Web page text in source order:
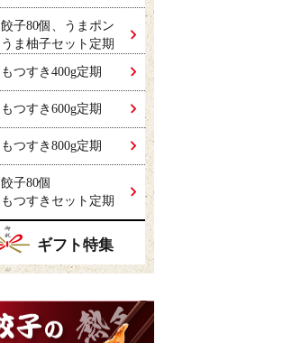
餃子80個、うまポン
うま柚子セット定期
もつすき400g定期
もつすき600g定期
もつすき800g定期
餃子80個
もつすきセット定期
ギフト特集